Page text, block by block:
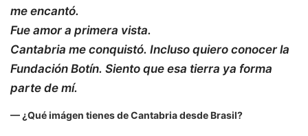
me encantó.
Fue amor a primera vista.
Cantabria me conquistó. Incluso quiero conocer la
Fundación Botín. Siento que esa tierra ya forma
parte de mí.
— ¿Qué imágen tienes de Cantabria desde Brasil?